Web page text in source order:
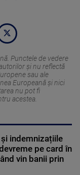
Punctele de vedere
și nu reflectă
sau ale
Europeană și nici
nu pot fi
acestea.
indemnizațiile
pe card în
vin banii prin